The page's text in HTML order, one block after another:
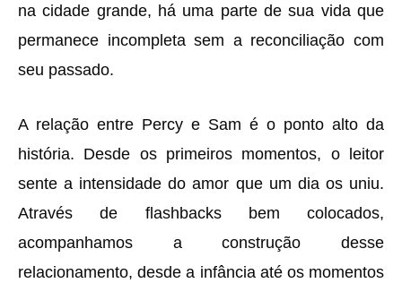
na cidade grande, há uma parte de sua vida que
permanece incompleta sem a reconciliação com
seu passado.
A relação entre Percy e Sam é o ponto alto da
história. Desde os primeiros momentos, o leitor
sente a intensidade do amor que um dia os uniu.
Através de flashbacks bem colocados,
acompanhamos a construção desse
relacionamento, desde a infância até os momentos